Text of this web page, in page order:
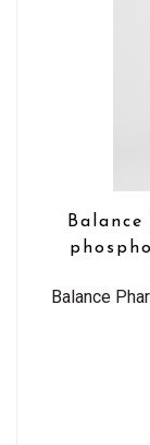
Balance